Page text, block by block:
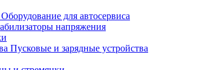
Оборудование для автосервиса
напряжения
Пусковые и зарядные устройства